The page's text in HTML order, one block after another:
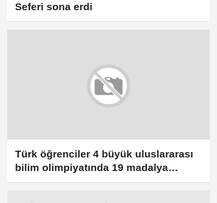
Seferi sona erdi
Türk öğrenciler 4 büyük uluslararası
bilim olimpiyatında 19 madalya
kazandı